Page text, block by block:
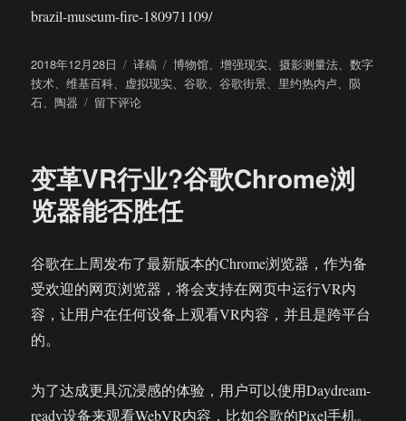
brazil-museum-fire-180971109/
发
布
于
2018年12月28日
分
类
译稿
标
签
博物馆、增强现实、摄影测量法、数字
技术、维基百科、 虚拟现实、谷歌、谷歌街景、 里约热内卢、陨
石、陶器
于
场
大
火
巴
西
国
家
正
在
留下评论
变革VR行业?谷歌Chrome浏
览器能否胜任
谷歌在上周发布了最新版本的Chrome浏览器，作为备
受欢迎的网页浏览器，将会支持在网页中运行VR内
容，让用户在任何设备上观看VR内容，并且是跨平台
的。
为了达成更具沉浸感的体验，用户可以使用Daydream-
ready设备来观看WebVR内容，比如谷歌的Pixel手机。